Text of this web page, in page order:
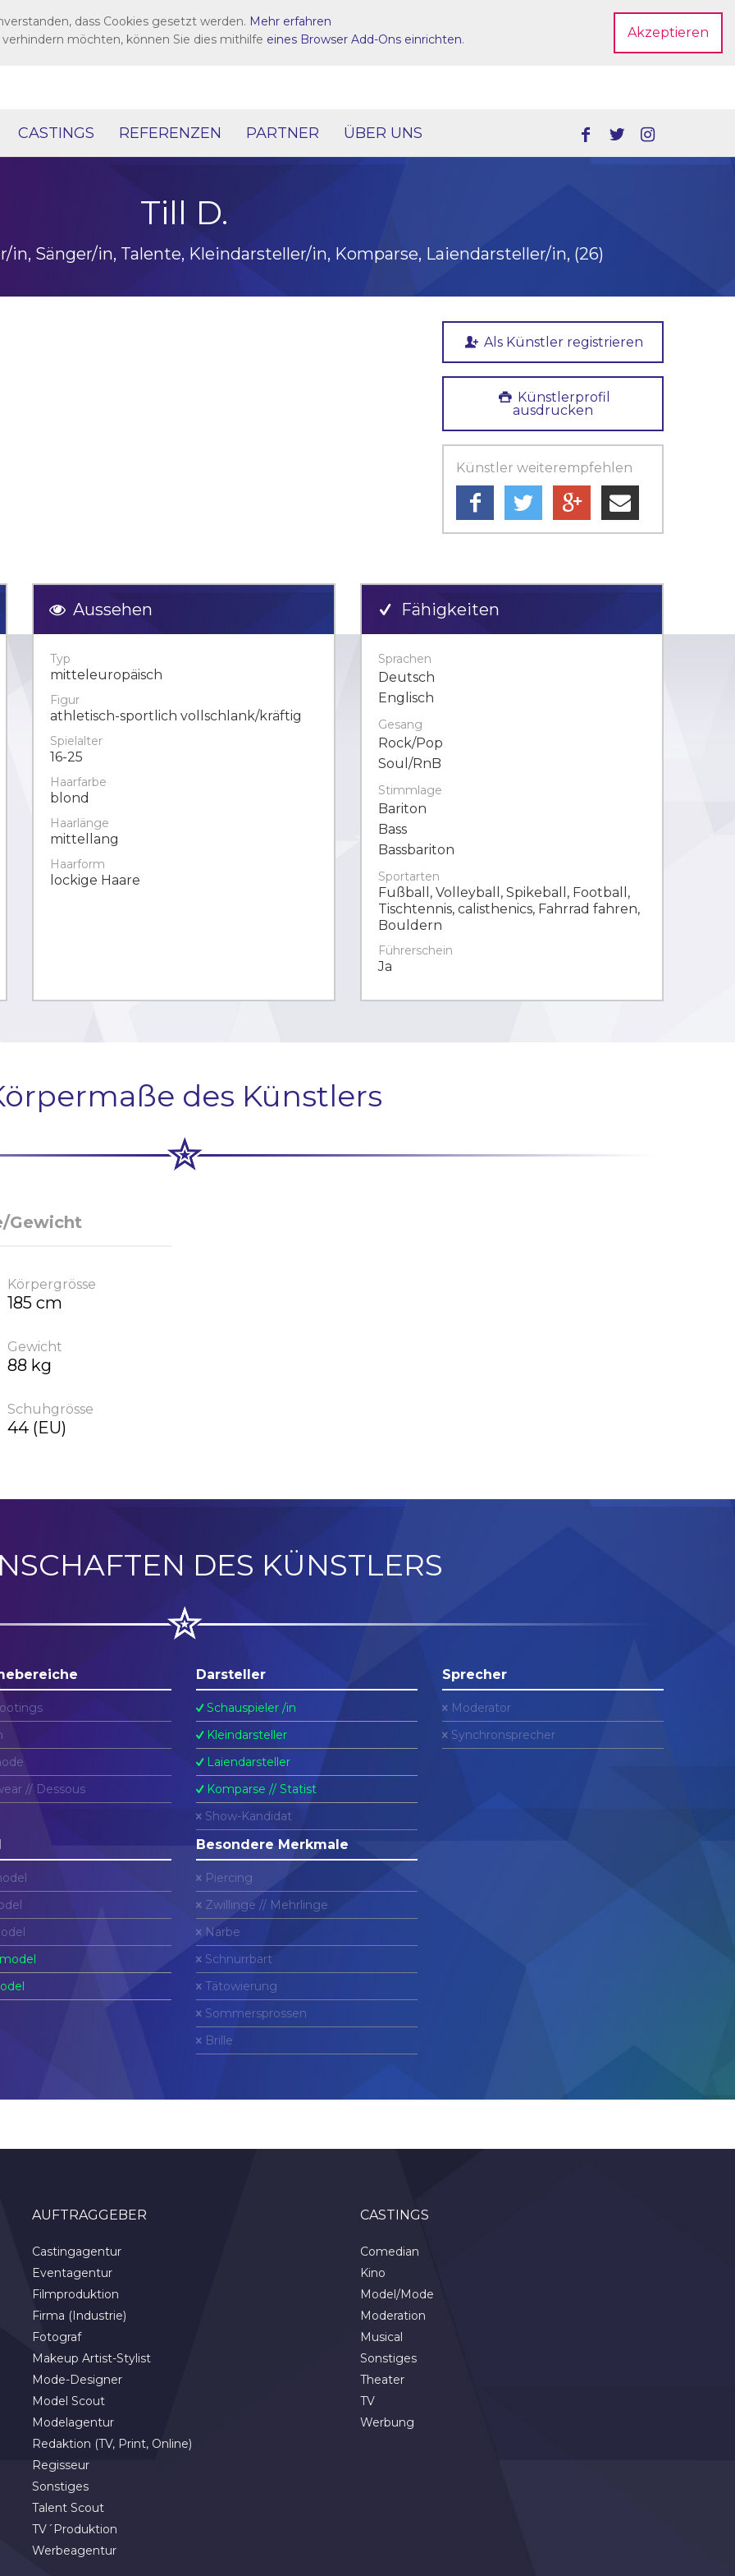
Dein Account
CASTINGS REFERENZEN PARTNER ÜBER UNS
Till D.
in, Sänger/in, Talente, Kleindarsteller/in, Komparse, Laiendarsteller/in, (26)
Als Künstler registrieren
Künstlerprofil
ausdrucken
Künstler weiterempfehlen
Aussehen
Typ
mitteleuropäisch
Figur
athletisch-sportlich vollschlank/kräftig
Spielalter
16-25
Haarfarbe
blond
Haarlänge
mittellang
Haarform
lockige Haare
Fähigkeiten
Sprachen
Deutsch
Englisch
Gesang
Rock/Pop
Soul/RnB
Stimmlage
Bariton
Bass
Bassbariton
Sportarten
Fußball, Volleyball, Spikeball, Football,
Tischtennis, calisthenics, Fahrrad fahren,
Bouldern
Führerschein
Ja
des Künstlers
Gewicht
Körpergrösse
185 cm
Gewicht
88 kg
Schuhgrösse
44 (EU)
DES KÜNSTLERS
// Dessous
Darsteller
Schauspieler /in
Kleindarsteller
Laiendarsteller
Komparse // Statist
Show-Kandidat
Sprecher
Moderator
Synchronsprecher
Besondere Merkmale
Piercing
Zwillinge // Mehrlinge
Narbe
Schnurrbart
Tätowierung
Sommersprossen
Brille
AUFTRAGGEBER
Castingagentur
Eventagentur
Filmproduktion
Firma (Industrie)
Fotograf
Makeup Artist-Stylist
Mode-Designer
Model Scout
Modelagentur
Redaktion (TV, Print, Online)
Regisseur
Sonstiges
Talent Scout
TV´Produktion
Werbeagentur
CASTINGS
Comedian
Kino
Model/Mode
Moderation
Musical
Sonstiges
Theater
TV
Werbung
Akzeptieren
dass Cookies gesetzt werden. Mehr erfahren
möchten, können Sie dies mithilfe eines Browser Add-Ons einrichten.